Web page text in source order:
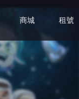
商城 租號